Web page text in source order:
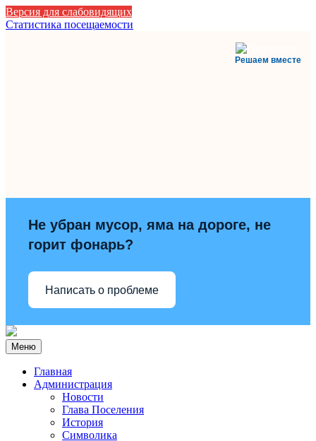
Версия для слабовидящих
Статистика посещаемости
Решаем вместе
Не убран мусор, яма на дороге, не
горит фонарь?
Написать о проблеме
Меню
Главная
Администрация
Новости
Глава Поселения
История
Символика